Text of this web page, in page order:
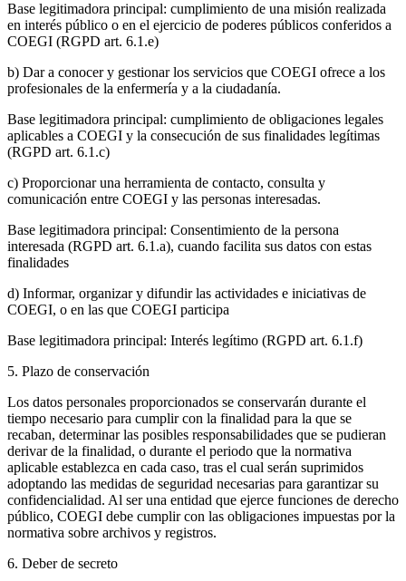
Base legitimadora principal: cumplimiento de una misión realizada
en interés público o en el ejercicio de poderes públicos conferidos a
COEGI (RGPD art. 6.1.e)
b) Dar a conocer y gestionar los servicios que COEGI ofrece a los
profesionales de la enfermería y a la ciudadanía.
Base legitimadora principal: cumplimiento de obligaciones legales
aplicables a COEGI y la consecución de sus finalidades legítimas
(RGPD art. 6.1.c)
c) Proporcionar una herramienta de contacto, consulta y
comunicación entre COEGI y las personas interesadas.
Base legitimadora principal: Consentimiento de la persona
interesada (RGPD art. 6.1.a), cuando facilita sus datos con estas
finalidades
d) Informar, organizar y difundir las actividades e iniciativas de
COEGI, o en las que COEGI participa
Base legitimadora principal: Interés legítimo (RGPD art. 6.1.f)
5. Plazo de conservación
Los datos personales proporcionados se conservarán durante el
tiempo necesario para cumplir con la finalidad para la que se
recaban, determinar las posibles responsabilidades que se pudieran
derivar de la finalidad, o durante el periodo que la normativa
aplicable establezca en cada caso, tras el cual serán suprimidos
adoptando las medidas de seguridad necesarias para garantizar su
confidencialidad. Al ser una entidad que ejerce funciones de derecho
público, COEGI debe cumplir con las obligaciones impuestas por la
normativa sobre archivos y registros.
6. Deber de secreto